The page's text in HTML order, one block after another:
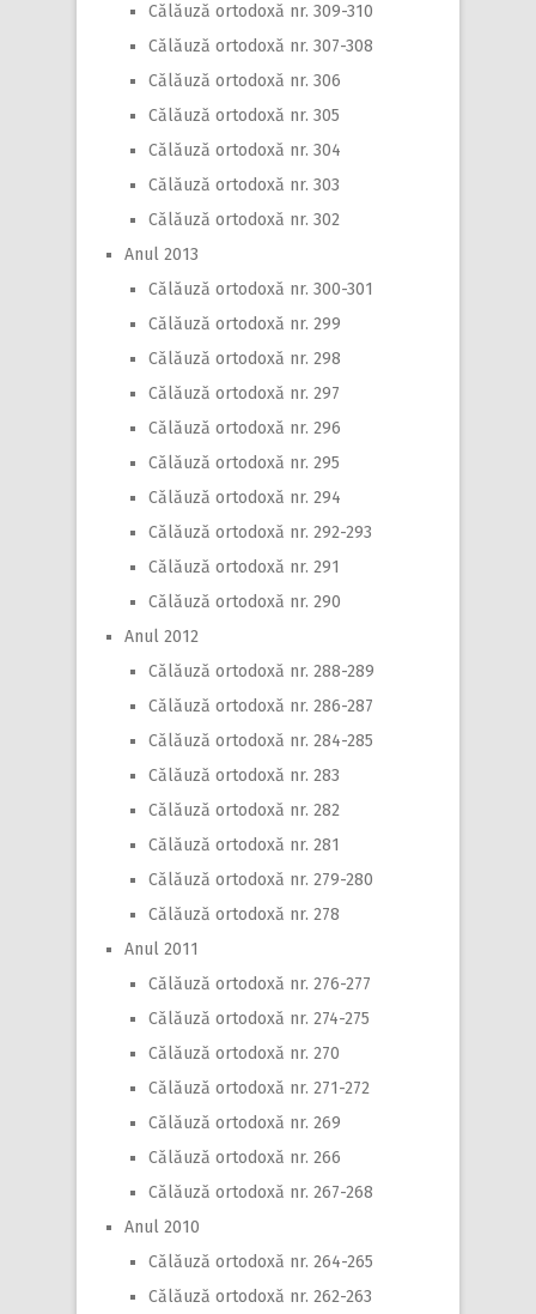
Călăuză ortodoxă nr. 309-310
Călăuză ortodoxă nr. 307-308
Călăuză ortodoxă nr. 306
Călăuză ortodoxă nr. 305
Călăuză ortodoxă nr. 304
Călăuză ortodoxă nr. 303
Călăuză ortodoxă nr. 302
Anul 2013
Călăuză ortodoxă nr. 300-301
Călăuză ortodoxă nr. 299
Călăuză ortodoxă nr. 298
Călăuză ortodoxă nr. 297
Călăuză ortodoxă nr. 296
Călăuză ortodoxă nr. 295
Călăuză ortodoxă nr. 294
Călăuză ortodoxă nr. 292-293
Călăuză ortodoxă nr. 291
Călăuză ortodoxă nr. 290
Anul 2012
Călăuză ortodoxă nr. 288-289
Călăuză ortodoxă nr. 286-287
Călăuză ortodoxă nr. 284-285
Călăuză ortodoxă nr. 283
Călăuză ortodoxă nr. 282
Călăuză ortodoxă nr. 281
Călăuză ortodoxă nr. 279-280
Călăuză ortodoxă nr. 278
Anul 2011
Călăuză ortodoxă nr. 276-277
Călăuză ortodoxă nr. 274-275
Călăuză ortodoxă nr. 270
Călăuză ortodoxă nr. 271-272
Călăuză ortodoxă nr. 269
Călăuză ortodoxă nr. 266
Călăuză ortodoxă nr. 267-268
Anul 2010
Călăuză ortodoxă nr. 264-265
Călăuză ortodoxă nr. 262-263